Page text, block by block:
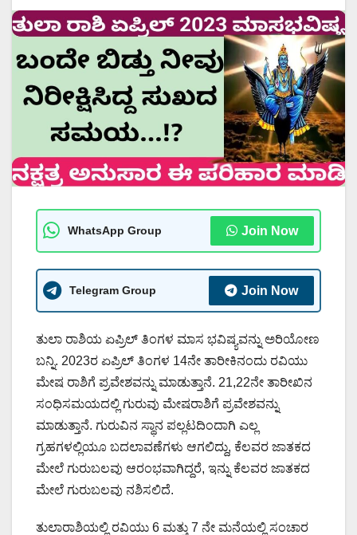
WhatsApp Group Join Now
Telegram Group Join Now
ತುಲಾ ರಾಶಿಯ ಏಪ್ರಿಲ್ ತಿಂಗಳ ಮಾಸ ಭವಿಷ್ಯವನ್ನು ಅರಿಯೋಣ
ಬನ್ನಿ. 2023ರ ಏಪ್ರಿಲ್ ತಿಂಗಳ 14ನೇ ತಾರೀಕಿನಂದು ರವಿಯು
ಮೇಷ ರಾಶಿಗೆ ಪ್ರವೇಶವನ್ನು ಮಾಡುತ್ತಾನೆ. 21,22ನೇ ತಾರೀಖಿನ
ಸಂಧಿಸಮಯದಲ್ಲಿ ಗುರುವು ಮೇಷರಾಶಿಗೆ ಪ್ರವೇಶವನ್ನು
ಮಾಡುತ್ತಾನೆ. ಗುರುವಿನ ಸ್ಥಾನ ಪಲ್ಲಟದಿಂದಾಗಿ ಎಲ್ಲ
ಗ್ರಹಗಳಲ್ಲಿಯೂ ಬದಲಾವಣೆಗಳು ಆಗಲಿದ್ದು, ಕೆಲವರ ಜಾತಕದ
ಮೇಲೆ ಗುರುಬಲವು ಆರಂಭವಾಗಿದ್ದರೆ, ಇನ್ನು ಕೆಲವರ ಜಾತಕದ
ಮೇಲೆ ಗುರುಬಲವು ನಶಿಸಲಿದೆ.
ತುಲಾ‌ರಾಶಿಯಲ್ಲಿ ರವಿಯು 6 ಮತ್ತು 7 ನೇ ಮನೆಯಲ್ಲಿ ಸಂಚಾರ